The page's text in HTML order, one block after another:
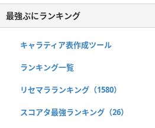
最強ぷにランキング
キャラティア表作成ツール
ランキング一覧
リセマラランキング（1580）
スコアタ最強ランキング（26）